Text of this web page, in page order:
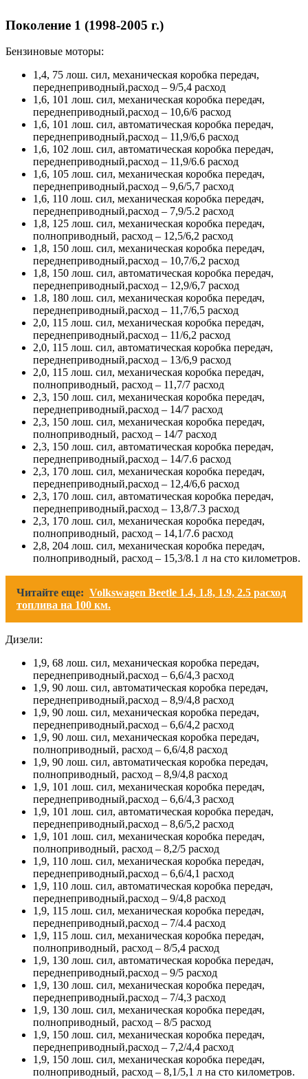
Поколение 1 (1998-2005 г.)
Бензиновые моторы:
1,4, 75 лош. сил, механическая коробка передач,
переднеприводный,расход – 9/5,4 расход
1,6, 101 лош. сил, механическая коробка передач,
переднеприводный,расход – 10,6/6 расход
1,6, 101 лош. сил, автоматическая коробка передач,
переднеприводный,расход – 11,9/6,6 расход
1,6, 102 лош. сил, автоматическая коробка передач,
переднеприводный,расход – 11,9/6.6 расход
1,6, 105 лош. сил, механическая коробка передач,
переднеприводный,расход – 9,6/5,7 расход
1,6, 110 лош. сил, механическая коробка передач,
переднеприводный,расход – 7,9/5.2 расход
1,8, 125 лош. сил, механическая коробка передач,
полноприводный, расход – 12,5/6,2 расход
1,8, 150 лош. сил, механическая коробка передач,
переднеприводный,расход – 10,7/6,2 расход
1,8, 150 лош. сил, автоматическая коробка передач,
переднеприводный,расход – 12,9/6,7 расход
1.8, 180 лош. сил, механическая коробка передач,
переднеприводный,расход – 11,7/6,5 расход
2,0, 115 лош. сил, механическая коробка передач,
переднеприводный,расход – 11/6,2 расход
2,0, 115 лош. сил, автоматическая коробка передач,
переднеприводный,расход – 13/6,9 расход
2,0, 115 лош. сил, механическая коробка передач,
полноприводный, расход – 11,7/7 расход
2,3, 150 лош. сил, механическая коробка передач,
переднеприводный,расход – 14/7 расход
2,3, 150 лош. сил, механическая коробка передач,
полноприводный, расход – 14/7 расход
2,3, 150 лош. сил, автоматическая коробка передач,
переднеприводный,расход – 14/7.6 расход
2,3, 170 лош. сил, механическая коробка передач,
переднеприводный,расход – 12,4/6,6 расход
2,3, 170 лош. сил, автоматическая коробка передач,
переднеприводный,расход – 13,8/7.3 расход
2,3, 170 лош. сил, механическая коробка передач,
полноприводный, расход – 14,1/7.6 расход
2,8, 204 лош. сил, механическая коробка передач,
полноприводный, расход – 15,3/8.1 л на сто километров.
Читайте еще: Volkswagen Beetle 1.4, 1.8, 1.9, 2.5 расход
топлива на 100 км.
Дизели:
1,9, 68 лош. сил, механическая коробка передач,
переднеприводный,расход – 6,6/4,3 расход
1,9, 90 лош. сил, автоматическая коробка передач,
переднеприводный,расход – 8,9/4,8 расход
1,9, 90 лош. сил, механическая коробка передач,
переднеприводный,расход – 6,6/4,2 расход
1,9, 90 лош. сил, механическая коробка передач,
полноприводный, расход – 6,6/4,8 расход
1,9, 90 лош. сил, автоматическая коробка передач,
полноприводный, расход – 8,9/4,8 расход
1,9, 101 лош. сил, механическая коробка передач,
переднеприводный,расход – 6,6/4,3 расход
1,9, 101 лош. сил, автоматическая коробка передач,
переднеприводный,расход – 8,6/5,2 расход
1,9, 101 лош. сил, механическая коробка передач,
полноприводный, расход – 8,2/5 расход
1,9, 110 лош. сил, механическая коробка передач,
переднеприводный,расход – 6,6/4,1 расход
1,9, 110 лош. сил, автоматическая коробка передач,
переднеприводный,расход – 9/4,8 расход
1,9, 115 лош. сил, механическая коробка передач,
переднеприводный,расход – 7/4.4 расход
1,9, 115 лош. сил, механическая коробка передач,
полноприводный, расход – 8/5,4 расход
1,9, 130 лош. сил, автоматическая коробка передач,
переднеприводный,расход – 9/5 расход
1,9, 130 лош. сил, механическая коробка передач,
переднеприводный,расход – 7/4,3 расход
1,9, 130 лош. сил, механическая коробка передач,
полноприводный, расход – 8/5 расход
1,9, 150 лош. сил, механическая коробка передач,
переднеприводный,расход – 7,2/4,4 расход
1,9, 150 лош. сил, механическая коробка передач,
полноприводный, расход – 8,1/5,1 л на сто километров.